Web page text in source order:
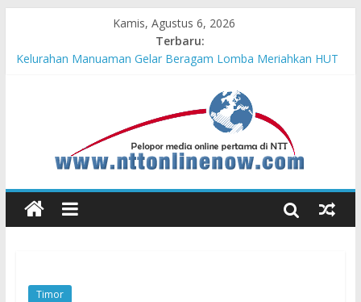
Kamis, Agustus 6, 2026
Terbaru:
Hasil KKN Kolaborasi UGM-Undana Jadi Pedoman Bangun
Desa Desa, Tak Sekadar Laporan
Pengadaan Kapal PPA Perkuat Kemampuan Pertahanan Udara
TNI AL Hadapi Ancaman Maritim Modern
Cahaya Kemerdekaan di Nonotbatan: Listrik Masuk Desa, PLN
Edukasi Keselamatan
Timor